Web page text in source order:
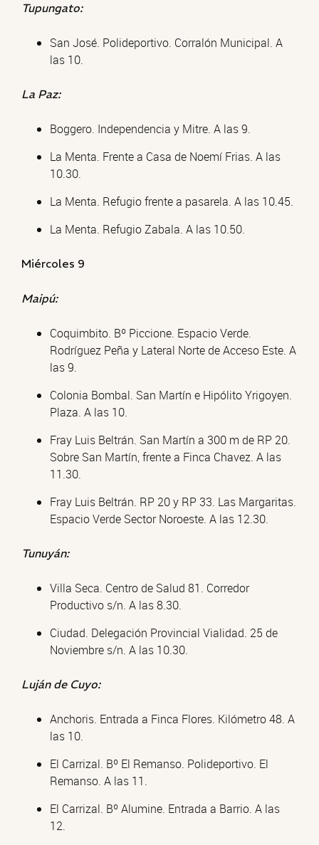
Tupungato:
San José. Polideportivo. Corralón Municipal. A
las 10.
La Paz:
Boggero. Independencia y Mitre. A las 9.
La Menta. Frente a Casa de Noemí Frias. A las
10.30.
La Menta. Refugio frente a pasarela. A las 10.45.
La Menta. Refugio Zabala. A las 10.50.
Miércoles 9
Maipú:
Coquimbito. Bº Piccione. Espacio Verde.
Rodríguez Peña y Lateral Norte de Acceso Este. A
las 9.
Colonia Bombal. San Martín e Hipólito Yrigoyen.
Plaza. A las 10.
Fray Luis Beltrán. San Martín a 300 m de RP 20.
Sobre San Martín, frente a Finca Chavez. A las
11.30.
Fray Luis Beltrán. RP 20 y RP 33. Las Margaritas.
Espacio Verde Sector Noroeste. A las 12.30.
Tunuyán:
Villa Seca. Centro de Salud 81. Corredor
Productivo s/n. A las 8.30.
Ciudad. Delegación Provincial Vialidad. 25 de
Noviembre s/n. A las 10.30.
Luján de Cuyo:
Anchoris. Entrada a Finca Flores. Kilómetro 48. A
las 10.
El Carrizal. Bº El Remanso. Polideportivo. El
Remanso. A las 11.
El Carrizal. Bº Alumine. Entrada a Barrio. A las
12.